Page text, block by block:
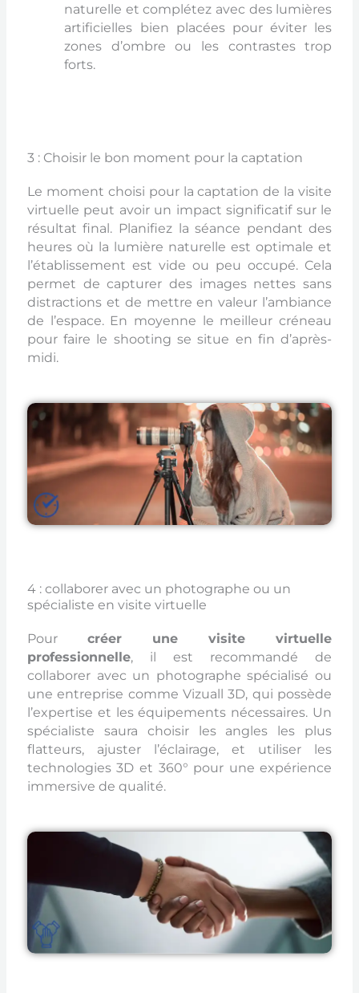
naturelle et complétez avec des lumières
artificielles bien placées pour éviter les
zones d’ombre ou les contrastes trop
forts.
3 : Choisir le bon moment pour la captation
Le moment choisi pour la captation de la visite
virtuelle peut avoir un impact significatif sur le
résultat final. Planifiez la séance pendant des
heures où la lumière naturelle est optimale et
l’établissement est vide ou peu occupé. Cela
permet de capturer des images nettes sans
distractions et de mettre en valeur l’ambiance
de l’espace. En moyenne le meilleur créneau
pour faire le shooting se situe en fin d’après-
midi.
4 : collaborer avec un photographe ou un
spécialiste en visite virtuelle
Pour créer une visite virtuelle
professionnelle, il est recommandé de
collaborer avec un photographe spécialisé ou
une entreprise comme Vizuall 3D, qui possède
l’expertise et les équipements nécessaires. Un
spécialiste saura choisir les angles les plus
flatteurs, ajuster l’éclairage, et utiliser les
technologies 3D et 360° pour une expérience
immersive de qualité.